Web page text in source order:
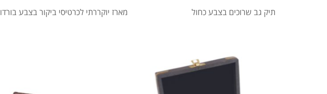
תיק גב שרוכים בצבע כחול מארז יוקררתי לכרטיסי ביקור בצבע בורדו